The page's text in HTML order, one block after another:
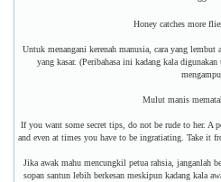
Honey catches more
Untuk menangani kerenah manusia, cara yang lembut
yang kasar. (Peribahasa ini kadang kala
Mulut manis
If you want some secret tips, do not be rude to her. A
and even at times you have to be ingratiating. Take it
Jika awak mahu mencungkil petua rahsia, janganlah
sopan santun lebih berkesan meskipun kadang kala